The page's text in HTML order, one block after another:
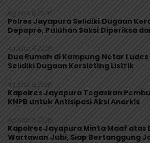
Agustus 5, 2026
Polres Jayapura Selidiki Dugaan
Depapre, Puluhan Saksi Diperiksa
Agustus 4, 2026
Dua Rumah di Kampung Netar
Selidiki Dugaan Korsleting Listrik
Agustus 3, 2026
Kapolres Jayapura Tegaskan
KNPB untuk Antisipasi Aksi Anarkis
Agustus 3, 2026
Kapolres Jayapura Minta Maaf atas
Wartawan Jubi, Siap Bertanggung